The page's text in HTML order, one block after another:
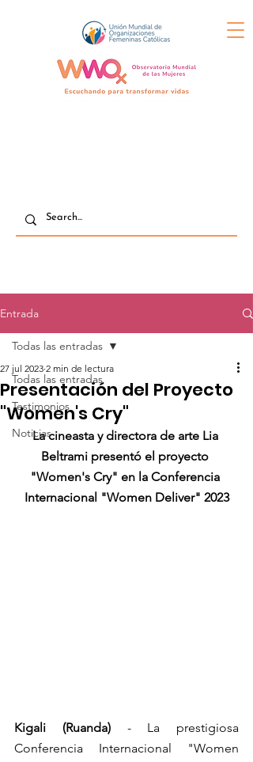
Entrada
Todas las entradas
Testimonios
Noticias
Todas las entradas
Presentación del Proyecto
"Women's Cry"
27 jul 2023 2 min de lectura
La cineasta y directora de arte Lia
Beltrami presentó el proyecto
"Women's Cry" en la Conferencia
Internacional "Women Deliver" 2023
Kigali (Ruanda) - La prestigiosa
Conferencia Internacional "Women